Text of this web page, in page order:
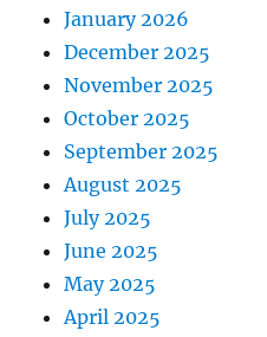
January 2026
December 2025
November 2025
October 2025
September 2025
August 2025
July 2025
June 2025
May 2025
April 2025